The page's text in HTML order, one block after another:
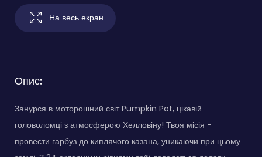
На весь екран
Опис:
Занурся в моторошний світ Pumpkin Pot, цікавій
головоломці з атмосферою Хелловіну! Твоя місія -
провести гарбуз до киплячого казана, уникаючи при цьому